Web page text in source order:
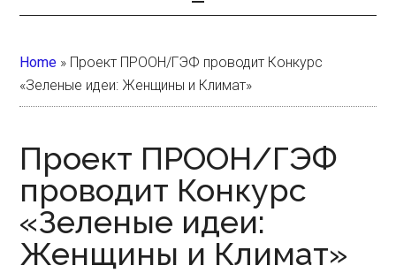
Home » Проект ПРООН/ГЭФ проводит Конкурс
«Зеленые идеи: Женщины и Климат»
Проект ПРООН/ГЭФ
проводит Конкурс
«Зеленые идеи:
Женщины и Климат»